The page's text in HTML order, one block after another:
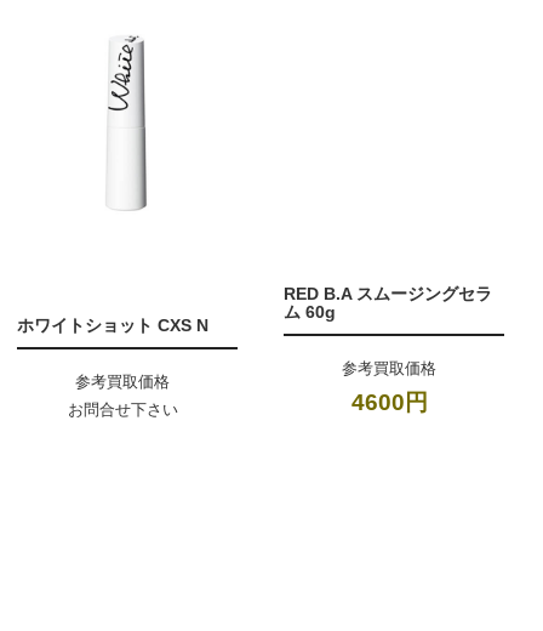
ホワイトショット CXS N
参考買取価格
お問合せ下さい
RED B.A スムージングセラ
ム 60g
参考買取価格
4600円